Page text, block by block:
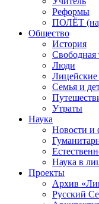
Реформы
ПОЛЁТ
Общество
История
Свободная
Люди
Лицейские
Семья и
Утраты
Наука
Новости и
Наука в
Проекты
Архив
Русский